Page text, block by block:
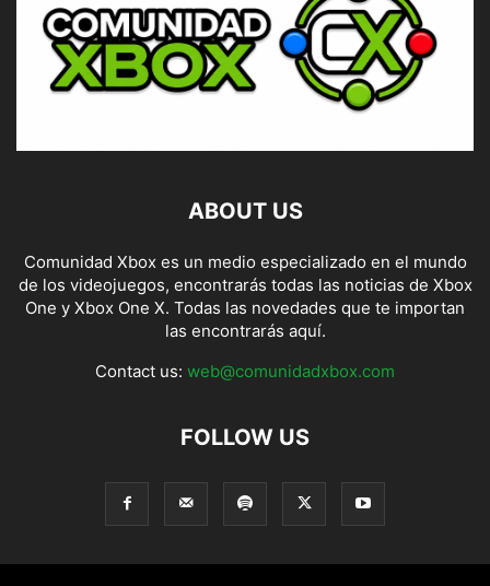
ABOUT US
Comunidad Xbox es un medio especializado en el mundo
de los videojuegos, encontrarás todas las noticias de Xbox
One y Xbox One X. Todas las novedades que te importan
las encontrarás aquí.
Contact us: web@comunidadxbox.com
FOLLOW US